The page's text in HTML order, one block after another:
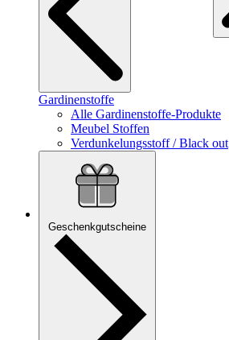
Gardinenstoffe
Alle Gardinenstoffe-Produkte
Meubel Stoffen
Verdunkelungsstoff / Black out
Geschenkgutscheine